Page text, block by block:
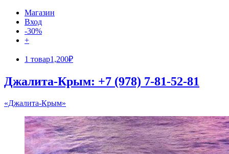
Магазин
Вход
-30%
+
1 товар1,200₽
Джалита-Крым: +7 (978) 7-81-52-81
«Джалита-Крым»